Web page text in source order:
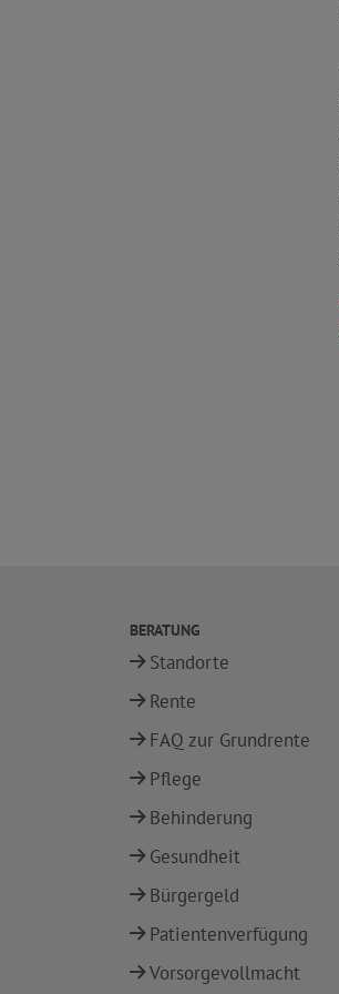
BERATUNG
Standorte
Rente
FAQ zur Grundrente
Pflege
Behinderung
Gesundheit
Bürgergeld
Patientenverfügung
Vorsorgevollmacht